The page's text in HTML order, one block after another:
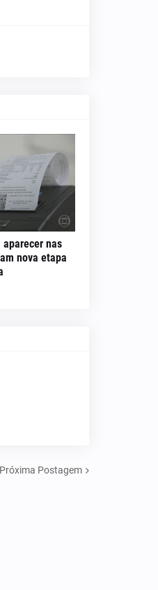
aparecer nas
nova etapa
Próxima Postagem